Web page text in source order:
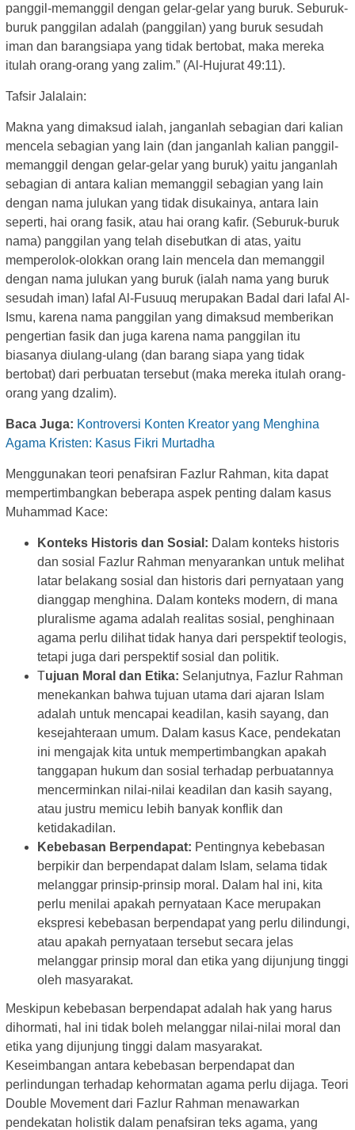
panggil-memanggil dengan gelar-gelar yang buruk. Seburuk-
buruk panggilan adalah (panggilan) yang buruk sesudah
iman dan barangsiapa yang tidak bertobat, maka mereka
itulah orang-orang yang zalim.” (Al-Hujurat 49:11).
Tafsir Jalalain:
Makna yang dimaksud ialah, janganlah sebagian dari kalian
mencela sebagian yang lain (dan janganlah kalian panggil-
memanggil dengan gelar-gelar yang buruk) yaitu janganlah
sebagian di antara kalian memanggil sebagian yang lain
dengan nama julukan yang tidak disukainya, antara lain
seperti, hai orang fasik, atau hai orang kafir. (Seburuk-buruk
nama) panggilan yang telah disebutkan di atas, yaitu
memperolok-olokkan orang lain mencela dan memanggil
dengan nama julukan yang buruk (ialah nama yang buruk
sesudah iman) lafal Al-Fusuuq merupakan Badal dari lafal Al-
Ismu, karena nama panggilan yang dimaksud memberikan
pengertian fasik dan juga karena nama panggilan itu
biasanya diulang-ulang (dan barang siapa yang tidak
bertobat) dari perbuatan tersebut (maka mereka itulah orang-
orang yang dzalim).
Baca Juga: Kontroversi Konten Kreator yang Menghina
Agama Kristen: Kasus Fikri Murtadha
Menggunakan teori penafsiran Fazlur Rahman, kita dapat
mempertimbangkan beberapa aspek penting dalam kasus
Muhammad Kace:
Konteks Historis dan Sosial: Dalam konteks historis
dan sosial Fazlur Rahman menyarankan untuk melihat
latar belakang sosial dan historis dari pernyataan yang
dianggap menghina. Dalam konteks modern, di mana
pluralisme agama adalah realitas sosial, penghinaan
agama perlu dilihat tidak hanya dari perspektif teologis,
tetapi juga dari perspektif sosial dan politik.
Tujuan Moral dan Etika: Selanjutnya, Fazlur Rahman
menekankan bahwa tujuan utama dari ajaran Islam
adalah untuk mencapai keadilan, kasih sayang, dan
kesejahteraan umum. Dalam kasus Kace, pendekatan
ini mengajak kita untuk mempertimbangkan apakah
tanggapan hukum dan sosial terhadap perbuatannya
mencerminkan nilai-nilai keadilan dan kasih sayang,
atau justru memicu lebih banyak konflik dan
ketidakadilan.
Kebebasan Berpendapat: Pentingnya kebebasan
berpikir dan berpendapat dalam Islam, selama tidak
melanggar prinsip-prinsip moral. Dalam hal ini, kita
perlu menilai apakah pernyataan Kace merupakan
ekspresi kebebasan berpendapat yang perlu dilindungi,
atau apakah pernyataan tersebut secara jelas
melanggar prinsip moral dan etika yang dijunjung tinggi
oleh masyarakat.
Meskipun kebebasan berpendapat adalah hak yang harus
dihormati, hal ini tidak boleh melanggar nilai-nilai moral dan
etika yang dijunjung tinggi dalam masyarakat.
Keseimbangan antara kebebasan berpendapat dan
perlindungan terhadap kehormatan agama perlu dijaga. Teori
Double Movement dari Fazlur Rahman menawarkan
pendekatan holistik dalam penafsiran teks agama, yang